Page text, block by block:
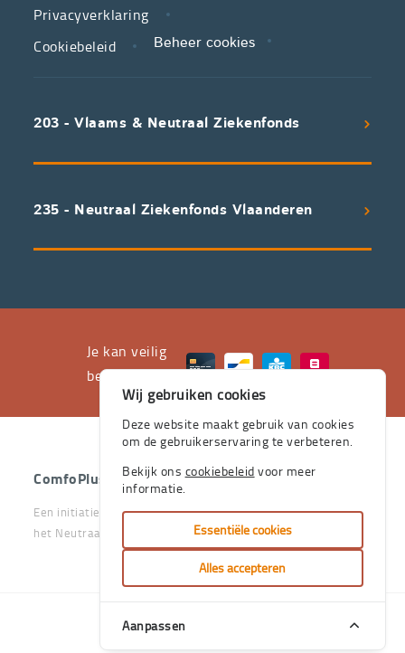
zorg.
We
voorwaarden
uitstekend
waarvan
huis
stevige
zijn.
Privacyverklaring
Cookiebeleid
Beheer cookies
203 - Vlaams & Neutraal Ziekenfonds
235 - Neutraal Ziekenfonds Vlaanderen
Je kan veilig
betalen met
ComfoPlus - 2026 - Alle rechten voorbehouden.
Een initiatief van het Vlaams & Neutraal Ziekenfonds en van
het Neutraal Ziekenfonds Vlaanderen
Handcrafted
Wij gebruiken cookies
Deze website maakt gebruik van cookies
om de gebruikerservaring te verbeteren.
Bekijk ons cookiebeleid voor meer
informatie.
Essentiële cookies
Alles accepteren
Aanpassen